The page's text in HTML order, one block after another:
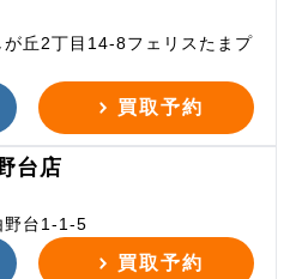
丘2丁目14-8フェリスたまプ
買取予約
台店
野台1-1-5
買取予約